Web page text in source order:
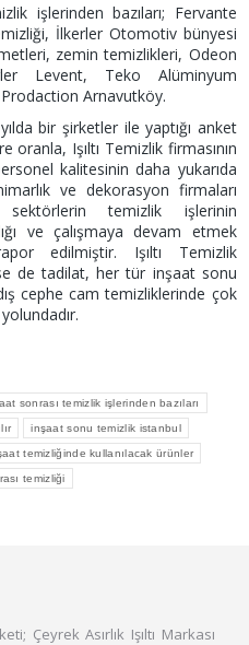
işlerinden bazıları; Fervante
İlkerler Otomotiv bünyesi
zemin temizlikleri, Odeon
Levent, Teko Alüminyum
Arnavutköy.
bir şirketler ile yaptığı anket
oranla, Işıltı Temizlik firmasının
kalitesinin daha yukarıda
ve dekorasyon firmaları
temizlik işlerinin
ve çalışmaya devam etmek
edilmiştir. Işıltı Temizlik
de tadilat, her tür inşaat sonu
cephe cam temizliklerinde çok
sonrası temizlik işlerinden bazıları
inşaat sonu temizlik istanbul
temizliğinde kullanılacak ürünler
temizliği
Çeyrek Asırlık Işıltı Markası